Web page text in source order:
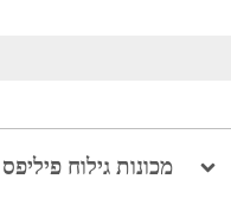
מכונות גילוח פיליפס